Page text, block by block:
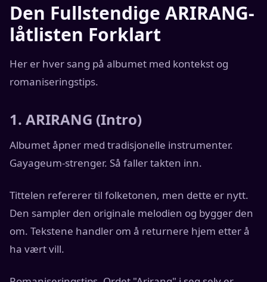
Den Fullstendige ARIRANG-
låtlisten Forklart
Her er hver sang på albumet med kontekst og
romaniseringstips.
1. ARIRANG (Intro)
Albumet åpner med tradisjonelle instrumenter.
Gayageum-strenger. Så faller takten inn.
Tittelen refererer til folketonen, men dette er nytt.
Den sampler den originale melodien og bygger den
om. Tekstene handler om å returnere hjem etter å
ha vært vill.